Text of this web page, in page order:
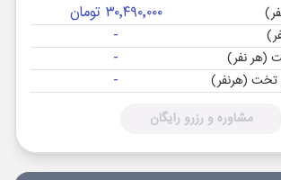
۳۰٬۴۹۰٬۰۰۰ تومان
-
(هر نفر) -
(هرنفر) -
مشاوره و رزرو رایگان